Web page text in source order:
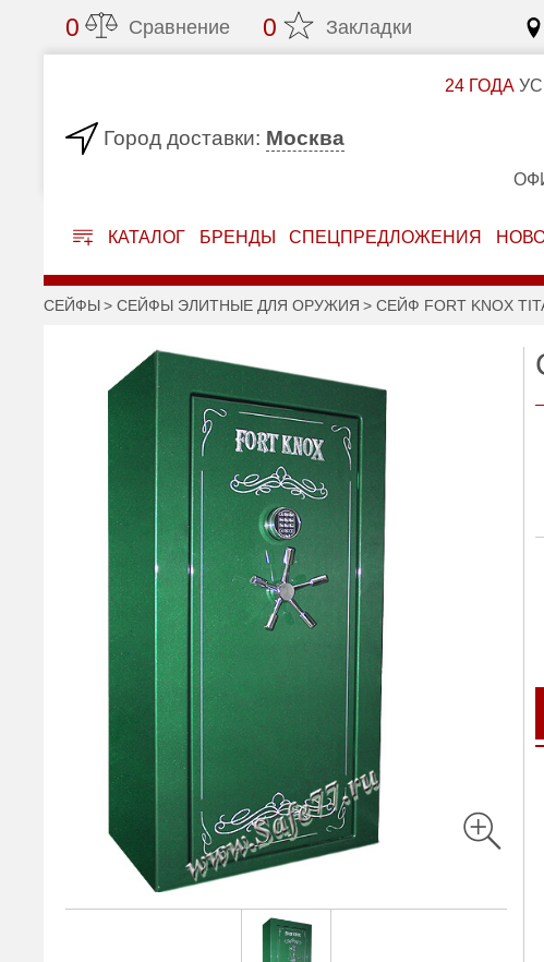
0 Сравнение 0 Закладки
Город доставки: Москва
24 ГОДА
КАТАЛОГ БРЕНДЫ СПЕЦПРЕДЛОЖЕНИЯ
СЕЙФЫ СЕЙФЫ ЭЛИТНЫЕ ДЛЯ ОРУЖИЯ СЕЙФ FORT KNOX